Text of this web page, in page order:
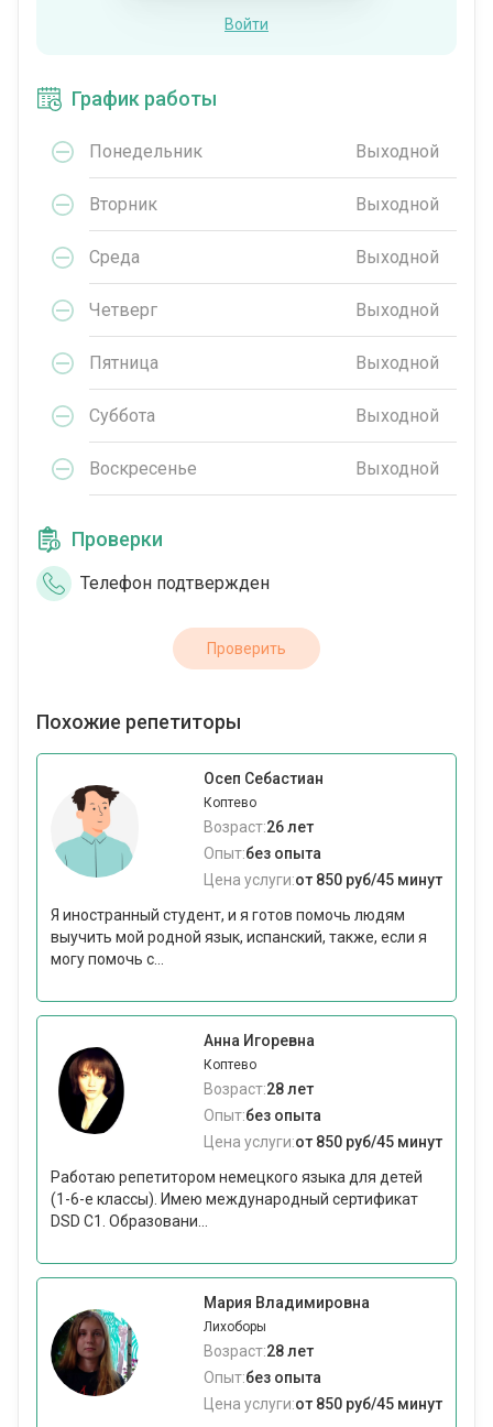
Войти
График работы
Понедельник Выходной
Вторник Выходной
Среда Выходной
Четверг Выходной
Пятница Выходной
Суббота Выходной
Воскресенье Выходной
Проверки
Телефон подтвержден
Проверить
Похожие репетиторы
Осеп Себастиан
Коптево
Возраст:26 лет
Опыт:без опыта
Цена услуги:от 850 руб/45 минут
Я иностранный студент, и я готов помочь людям
выучить мой родной язык, испанский, также, если я
могу помочь с...
Анна Игоревна
Коптево
Возраст:28 лет
Опыт:без опыта
Цена услуги:от 850 руб/45 минут
Работаю репетитором немецкого языка для детей
(1-6-е классы). Имею международный сертификат
DSD C1. Образовани...
Мария Владимировна
Лихоборы
Возраст:28 лет
Опыт:без опыта
Цена услуги:от 850 руб/45 минут